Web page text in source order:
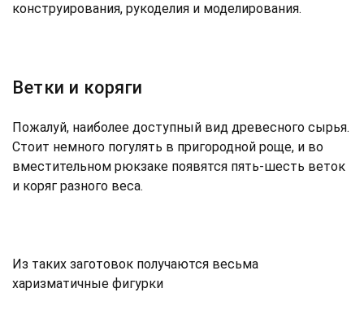
конструирования, рукоделия и моделирования.
Ветки и коряги
Пожалуй, наиболее доступный вид древесного сырья.
Стоит немного погулять в пригородной роще, и во
вместительном рюкзаке появятся пять-шесть веток
и коряг разного веса.
Из таких заготовок получаются весьма
харизматичные фигурки